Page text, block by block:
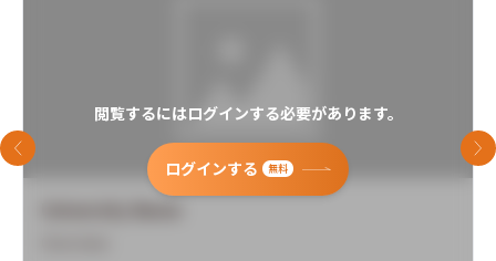
閲覧するにはログインする必要があります。
ログインする 無料
前のスライド 次